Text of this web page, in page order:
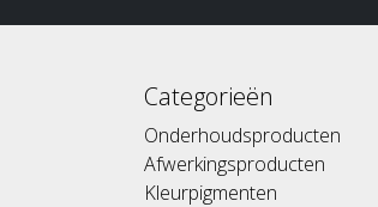
Categorieën
Onderhoudsproducten
Afwerkingsproducten
Kleurpigmenten